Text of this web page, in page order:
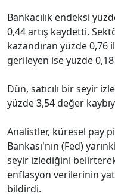
Bankacılık endeksi
0,44 artış kaydetti.
kazandıran yüzde 0,76
gerileyen ise yüzde
Dün, satıcılı bir seyir
yüzde 3,54 değer
Analistler, küresel pay
Bankası'nın (Fed)
seyir izlediğini
enflasyon verilerinin
bildirdi.